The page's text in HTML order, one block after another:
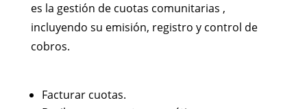
es la gestión de cuotas comunitarias ,
incluyendo su emisión, registro y control de
cobros.
Facturar cuotas.